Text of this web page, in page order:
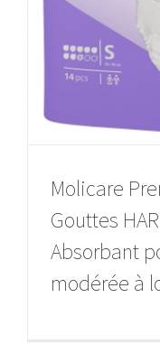
Molicare
Gouttes
Absorbant
modérée à